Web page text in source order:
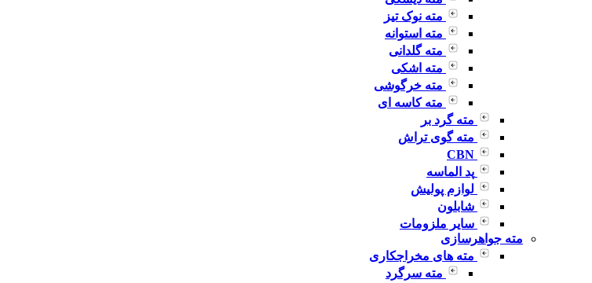
مته نوک تیز
مته استوانه
مته گلدانی
مته اشکی
مته خرگوشی
مته کاسه ای
مته گرد بر
مته گوی تراش
CBN
پد الماسه
لوازم پولیش
شابلون
سایر ملزومات
مته جواهرسازی
مته های مخراجکاری
مته سرگرد